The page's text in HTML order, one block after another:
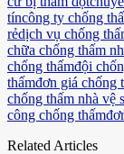
tíncông ty chống
rẻdịch vụ chống
chữa chống thấm
chống thấmđội
thấmđơn giá chống
chống thấm nhà vệ
công chống thấm
Related Articles